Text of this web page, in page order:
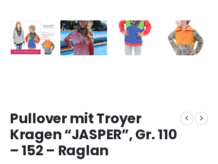
Pullover mit Troyer
Kragen “JASPER”, Gr. 110
– 152 – Raglan